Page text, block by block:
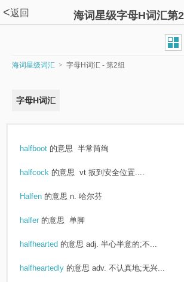
海词星级字母H词汇第
<返回
海词星级词汇 > 字母H词汇 - 第2组
字母H词汇
halfboot 的意思 半常筒绚
halfcock 的意思 vt 扳到安全位置....
Halfen 的意思 n. 哈尔芬
halfer 的意思 单脚
halfhearted 的意思 adj. 半心半意的;不...
halfheartedly 的意思 adv. 不认真地;无兴...